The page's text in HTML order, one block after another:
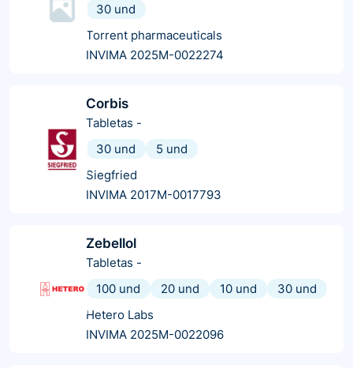
30 und
Torrent pharmaceuticals
INVIMA 2025M-0022274
Corbis
Tabletas -
30 und
5 und
Siegfried
INVIMA 2017M-0017793
Zebellol
Tabletas -
100 und
20 und 10 und
30 und
Hetero Labs
INVIMA 2025M-0022096